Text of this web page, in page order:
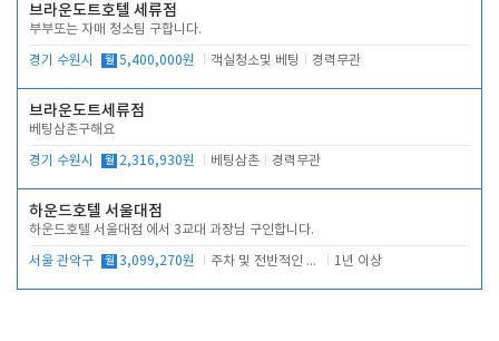
브라운도트호텔 세류점
부부또는 자매 청소팀 구합니다.
경기 수원시 월 5,400,000원 객실청소및 베팅 경력무관
브라운도트세류점
베팅삼촌구해요
경기 수원시 월 2,316,930원 베팅삼촌 경력무관
하운드호텔 서울대점
하운드호텔 서울대점 에서 3교대 과장님 구인합니다.
서울 관악구 월 3,099,270원 주차 및 전반적인 당번업무 1년 이상